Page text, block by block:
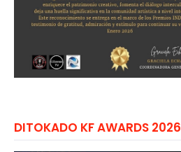
DITOKADO KF AWARDS 2026